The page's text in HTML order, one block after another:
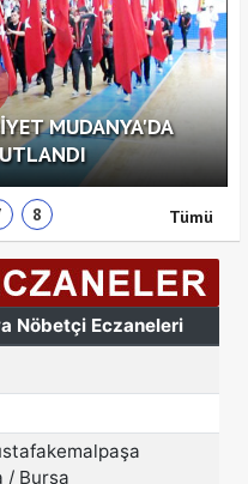
Tümü
MUDANYA'DA
8